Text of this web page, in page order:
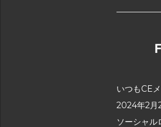
いつもCE
2024年2月
ソーシャ